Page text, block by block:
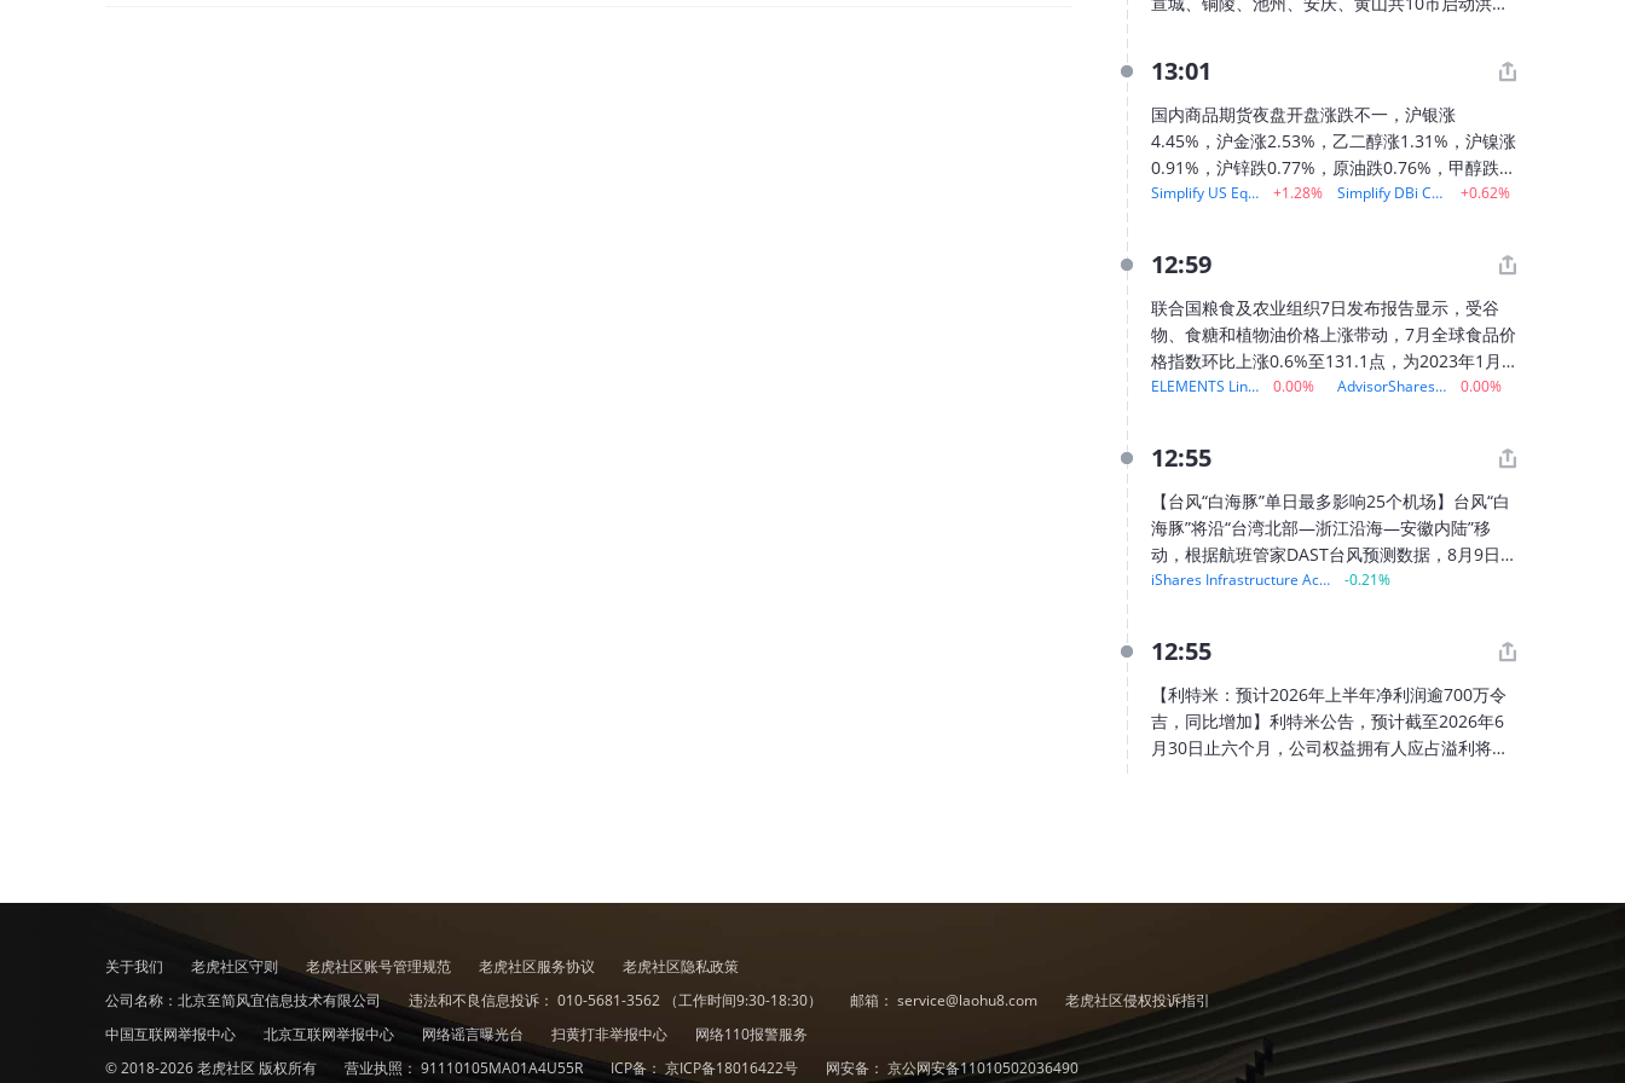
江到福建北部沿海地区登陆，并将于10日夜间至
11日早晨经过安徽省与江西省交界处附近。
13:01
国内商品期货夜盘开盘涨跌不一，沪银涨
4.45%，沪金涨2.53%，乙二醇涨1.31%，沪镍涨
0.91%，沪锌跌0.77%，原油跌0.76%，甲醇跌
0.56%，铁矿跌0.42%。
Simplify US Equity PLUS Managed Futures Strategy ETF +1.28% Simplify DBi CTA Managed Futures Index ETF +0.62%
12:59
联合国粮食及农业组织7日发布报告显示，受谷
物、食糖和植物油价格上涨带动，7月全球食品价
格指数环比上涨0.6%至131.1点，为2023年1月以
来新高，但较2022年3月历史高点低18.2%。报告
5.8%，玉米价格因美国部分产区高温干旱及能源
价格走强上涨3.6%，大米价格总体稳定。受国际
原油价格上涨带动棕榈油和豆油价格走高等因素
影响，植物油价格指数环比上涨2.0%，创2022年
6月以来新高；受欧洲高温干旱等因素影响，食糖
ELEMENTS Linked to the MLCX Biofuels Index Total Return 0.00% AdvisorShares Restaurant ETF 0.00%
12:55
【台风“白海豚”单日最多影响25个机场】台风“白
海豚”将沿“台湾北部—浙江沿海—安徽内陆”移
动，根据航班管家DAST台风预测数据，8月9日至
11日为主要影响时段，单日最多或有25个机场进
展； 8月10日影响25个机场，浙江、安徽最集
中；8月11日覆盖范围最广，波及8省，安徽7个
机场受影响，南昌、武汉也将进入影响范围； 8
月12日台风减弱，影响缩减至15个机场，主要集
iShares Infrastructure Active ETF -0.21%
12:55
【利特米：预计2026年上半年净利润逾700万令
吉，同比增加】利特米公告，预计截至2026年6
月30日止六个月，公司权益拥有人应占溢利将增
关于我们 老虎社区守则 老虎社区账号管理规范 老虎社区服务协议
老虎社区隐私政策
公司名称：北京至简风宜信息技术有限公司
违法和不良信息投诉： 010-5681-3562 （工作时间9:30-18:30） 邮箱： service@laohu8.com
老虎社区侵权投诉指引
中国互联网举报中心
北京互联网举报中心 网络谣言曝光台 扫黄打非举报中心
网络110报警服务
© 2018-2026 老虎社区 版权所有
营业执照： 91110105MA01A4U55R ICP备： 京ICP备18016422号 网安备： 京公网安备11010502036490